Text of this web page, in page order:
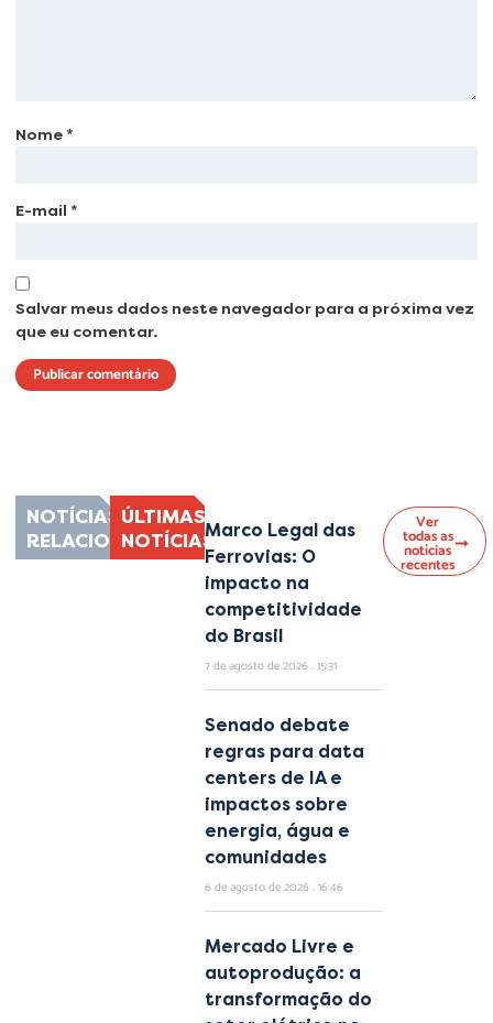
Nome *
E-mail *
Salvar meus dados neste navegador para a próxima vez
que eu comentar.
NOTÍCIAS
RELACIONADAS
ÚLTIMAS
NOTÍCIASMarco Legal das
Ferrovias: O
impacto na
competitividade
do Brasil
7 de agosto de 2026 15:31
Senado debate
regras para data
centers de IA e
impactos sobre
energia, água e
comunidades
6 de agosto de 2026 16:46
Mercado Livre e
autoprodução: a
transformação do
Ver
todas as
notícias
recentes